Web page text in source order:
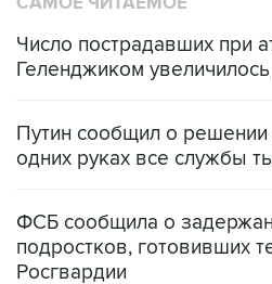
Путин сообщил о решении
ФСБ сообщила о
Росгвардии